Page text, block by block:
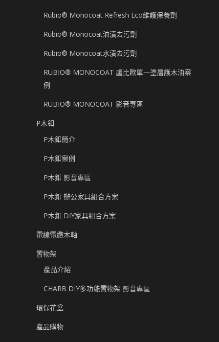
Rubio® Monocoat Refresh Eco維護保養劑
Rubio® Monocoat油漬去污劑
Rubio® Monocoat水漬去污劑
RUBIO® MONOCOAT 盧比歐單一塗層護木油案
例
RUBIO® MONOCOAT 影音專區
P木釦
P木釦簡介
P木釦案例
P木釦 影音專區
P木釦 辦公家具組合方案
P木釦 DIY家具組合方案
電線電纜木軸
置物架
產品介紹
CHARB DIY多功能置物架 影音專區
環保花盆
產品購物